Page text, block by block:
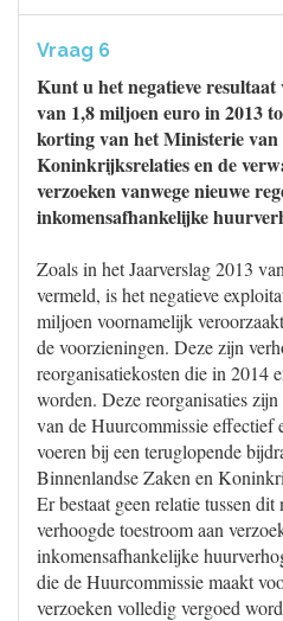
Vraag 6
Kunt u het negatieve
van 1,8 miljoen euro in 2013
korting van het Ministerie
Koninkrijksrelaties en de
verzoeken vanwege nieuwe
inkomensafhankelijke
Zoals in het Jaarverslag 2013
vermeld, is het negatieve
miljoen voornamelijk
de voorzieningen. Deze zijn
reorganisatiekosten die in 2014
worden. Deze reorganisaties
van de Huurcommissie effectief
voeren bij een teruglopende
Binnenlandse Zaken en
Er bestaat geen relatie tussen
verhoogde toestroom aan
inkomensafhankelijke
die de Huurcommissie maakt
verzoeken volledig vergoed